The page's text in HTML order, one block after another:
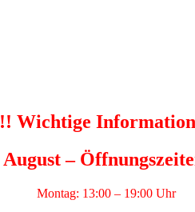
!! Wichtige
August –
Montag: 13:00 – 19:00 Uhr